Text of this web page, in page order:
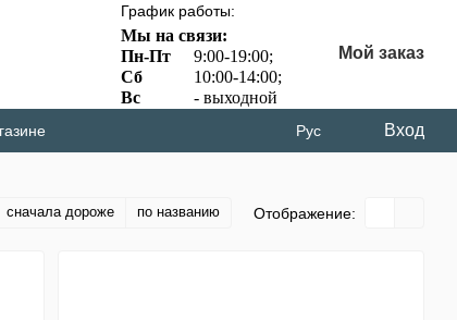
График работы:
Мы на связи:
Пн-Пт
9:00-19:00;
Сб
10:00-14:00;
Вс
- выходной
Мой заказ
Рус Вход
сначала дороже по названию Отображение: